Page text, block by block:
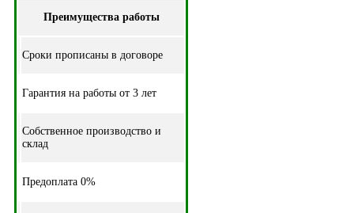
Преимущества работы
Cроки прописаны в договоре
Гарантия на работы от 3 лет
Собственное производство и
склад
Предоплата 0%